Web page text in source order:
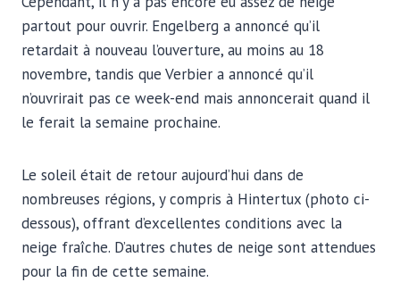
partout pour ouvrir. Engelberg a annoncé qu’il
retardait à nouveau l’ouverture, au moins au 18
novembre, tandis que Verbier a annoncé qu’il
n’ouvrirait pas ce week-end mais annoncerait quand il
le ferait la semaine prochaine.
Le soleil était de retour aujourd’hui dans de
nombreuses régions, y compris à Hintertux (photo ci-
dessous), offrant d’excellentes conditions avec la
neige fraîche. D’autres chutes de neige sont attendues
pour la fin de cette semaine.